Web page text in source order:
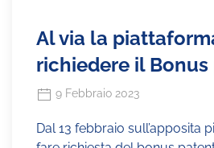
Al via la
richiedere il
9 Febbraio 2023
Dal 13 febbraio sull’apposita